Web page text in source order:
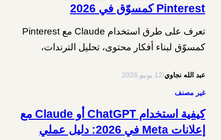
Pinterest كمسوّق في 2026
تعرف على طرق استخدام Claude مع Pinterest
كمسوّق لبناء أفكار محتوى، تحليل الترندات،
عبد الله نجاوي/12 يونيو,2026
غير مصنف
كيفية استخدام ChatGPT أو Claude مع
إعلانات Meta في 2026: دليل عملي